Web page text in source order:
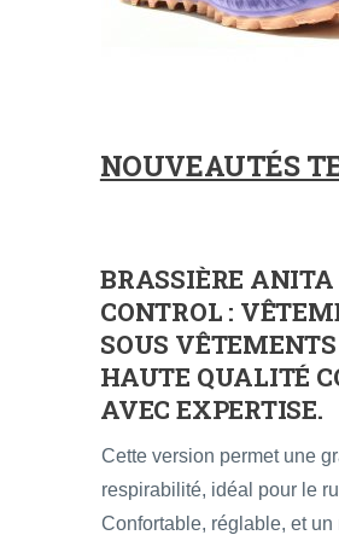
NOUVEAUTÉS
BRASSIÈRE
CONTROL :
SOUS
HAUTE QUALITÉ
AVEC EXPERTISE.
Cette version permet une
respirabilité, idéal pour le
Confortable, réglable, et un